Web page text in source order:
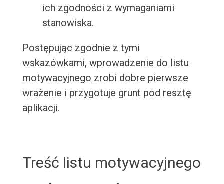
ich zgodności z wymaganiami
stanowiska.
Postępując zgodnie z tymi
wskazówkami, wprowadzenie do listu
motywacyjnego zrobi dobre pierwsze
wrażenie i przygotuje grunt pod resztę
aplikacji.
Treść listu motywacyjnego